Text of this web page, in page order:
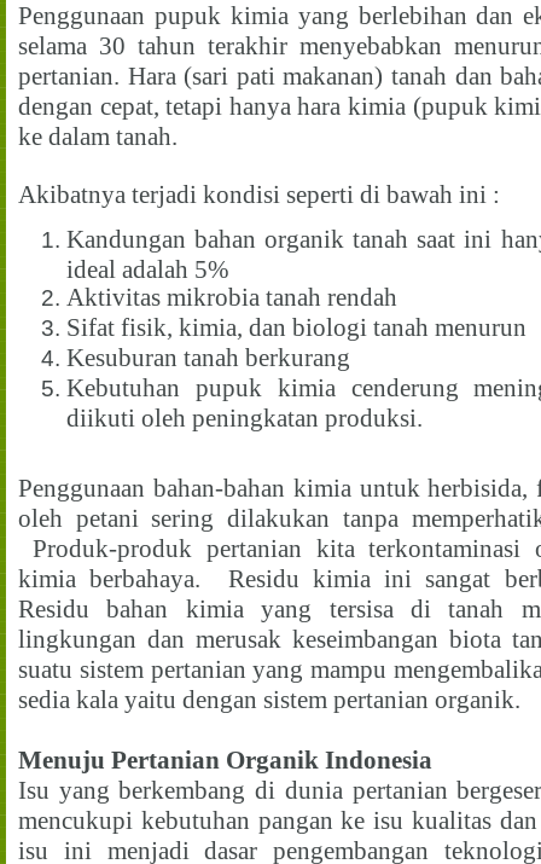
Penggunaan pupuk kimia yang berlebihan dan
selama 30 tahun terakhir menyebabkan
pertanian. Hara (sari pati makanan) tanah dan
dengan cepat, tetapi hanya hara kimia (pupuk
ke dalam tanah.
Akibatnya terjadi kondisi seperti di bawah ini :
Kandungan bahan organik tanah saat ini
ideal adalah 5%
Aktivitas mikrobia tanah rendah
Sifat fisik, kimia, dan biologi tanah menurun
Kesuburan tanah berkurang
Kebutuhan pupuk kimia cenderung
diikuti oleh peningkatan produksi.
Penggunaan bahan-bahan kimia untuk
oleh petani sering dilakukan tanpa
Produk-produk pertanian kita terkontaminasi
kimia berbahaya. Residu kimia ini sangat
Residu bahan kimia yang tersisa di tanah
lingkungan dan merusak keseimbangan biota
suatu sistem pertanian yang mampu
sedia kala yaitu dengan sistem pertanian organik.
Menuju Pertanian Organik Indonesia
Isu yang berkembang di dunia pertanian
mencukupi kebutuhan pangan ke isu kualitas dan
isu ini menjadi dasar pengembangan